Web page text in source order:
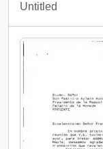
Untitled